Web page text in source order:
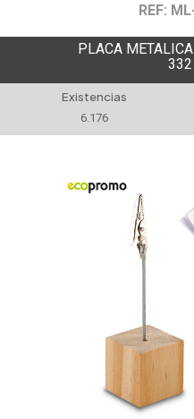
REF:
PLACA
332
Existencias
6.176